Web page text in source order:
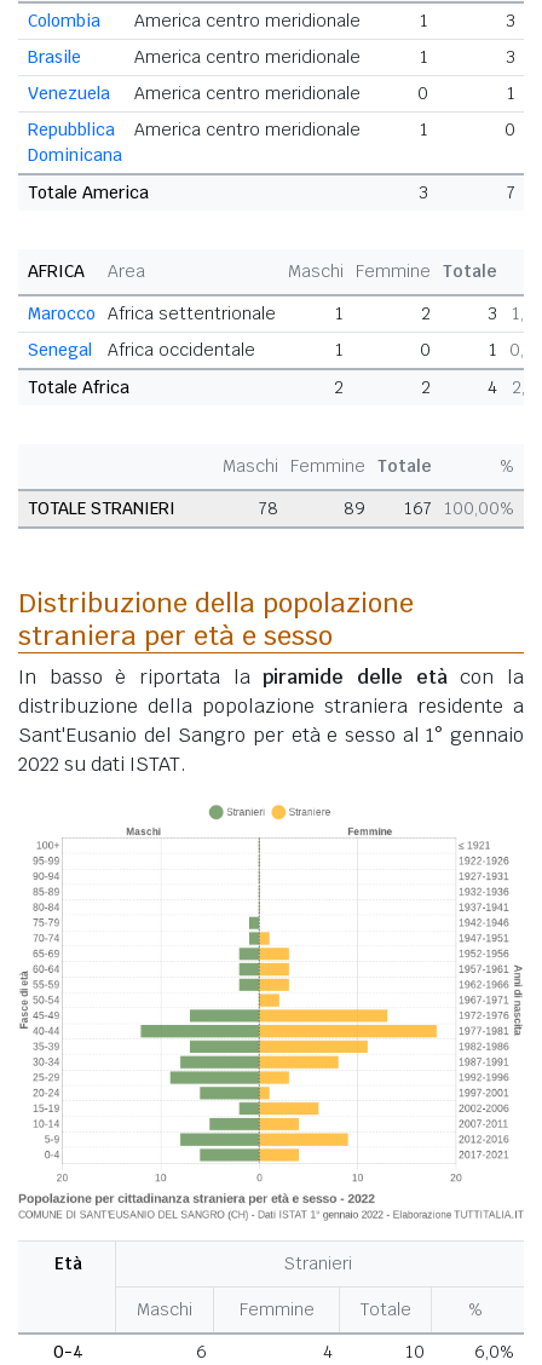
Colombia America centro meridionale 1
3
Brasile
America centro meridionale 1
3
Venezuela
America centro meridionale 0
1
Repubblica
Dominicana
America centro meridionale 1 0
Totale America 3 7
AFRICA Area Maschi Femmine
Totale
Marocco
Africa settentrionale 1 2 3
Senegal
Africa occidentale 1 0 1
Totale Africa
2 2 4
Maschi Femmine Totale
%
TOTALE STRANIERI
78 89 167 100,00%
Distribuzione della popolazione
straniera per età e sesso
In basso è riportata lapiramide delle etàcon la
distribuzione della popolazione straniera residente a
Sant'Eusanio del Sangro per età e sesso al 1° gennaio
2022 su dati ISTAT.
Età Stranieri
Maschi Femmine Totale
%
0-4
6 4 10
6,0%